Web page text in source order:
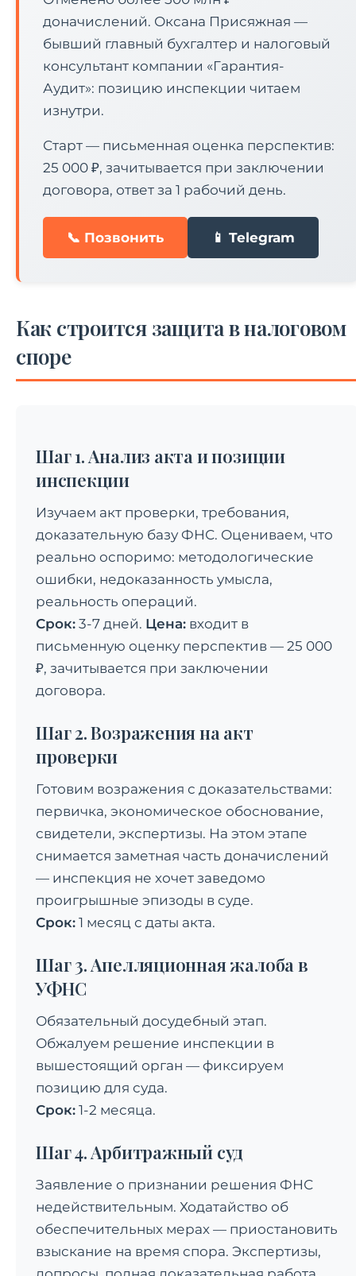
доначислений. Оксана Присяжная —
бывший главный бухгалтер и налоговый
консультант компании «Гарантия-
Аудит»: позицию инспекции читаем
изнутри.
Старт — письменная оценка перспектив:
25 000 ₽, зачитывается при заключении
договора, ответ за 1 рабочий день.
📞 Позвонить 📱 Telegram
Как строится защита в налоговом
споре
Шаг 1. Анализ акта и позиции
инспекции
Изучаем акт проверки, требования,
доказательную базу ФНС. Оцениваем, что
реально оспоримо: методологические
ошибки, недоказанность умысла,
реальность операций.
Срок: 3-7 дней. Цена: входит в
письменную оценку перспектив — 25 000
₽, зачитывается при заключении
договора.
Шаг 2. Возражения на акт
проверки
Готовим возражения с доказательствами:
первичка, экономическое обоснование,
свидетели, экспертизы. На этом этапе
снимается заметная часть доначислений
— инспекция не хочет заведомо
проигрышные эпизоды в суде.
Срок: 1 месяц с даты акта.
Шаг 3. Апелляционная жалоба в
УФНС
Обязательный досудебный этап.
Обжалуем решение инспекции в
вышестоящий орган — фиксируем
позицию для суда.
Срок: 1-2 месяца.
Шаг 4. Арбитражный суд
Заявление о признании решения ФНС
недействительным. Ходатайство об
обеспечительных мерах — приостановить
взыскание на время спора. Экспертизы,